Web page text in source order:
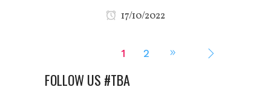
17/10/2022
1 2
FOLLOW US #TBA